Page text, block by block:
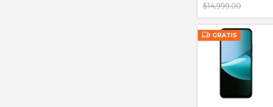
$14,999.00
GRATIS